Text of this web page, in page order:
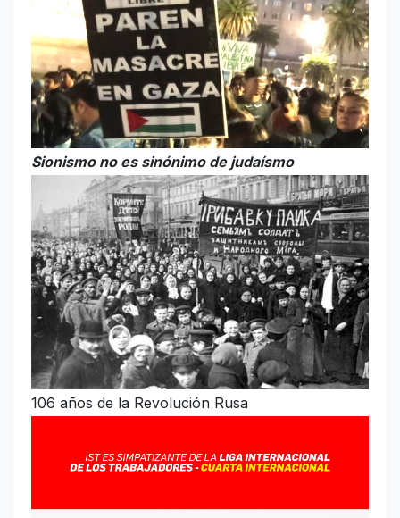
Sionismo no es sinónimo de judaísmo
106 años de la Revolución Rusa